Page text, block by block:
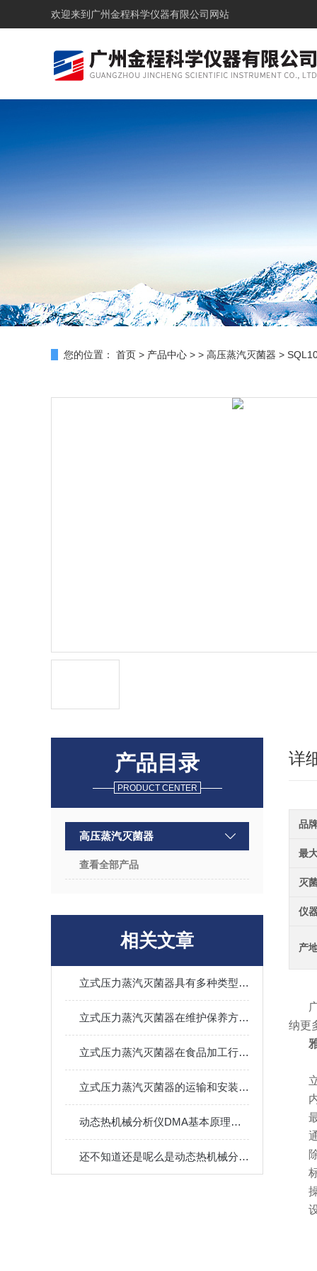
欢迎来到 广州金程科学仪器有限公司网站
您的位置： 首页 > 产品中心 > > 高压蒸汽灭菌器 >
产品目录
PRODUCT CENTER
高压蒸汽灭菌器
查看全部产品
相关文章
立式压力蒸汽灭菌器具有多种类型，可满足不同用户的需求
立式压力蒸汽灭菌器在维护保养方面应该注意哪些问题？
立式压力蒸汽灭菌器在食品加工行业中的应用及优势
立式压力蒸汽灭菌器的运输和安装需要注意什么？
动态热机械分析仪DMA基本原理及应用
还不知道还是呢么是动态热机械分析仪DMA？不要错过本篇
详
品
最
灭
仪
产
纳更